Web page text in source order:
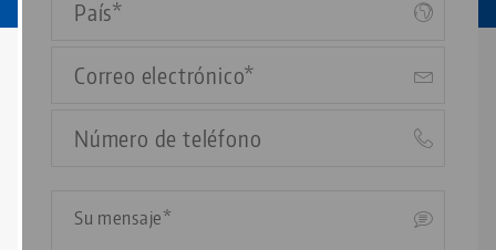
electrónico
Teléfono